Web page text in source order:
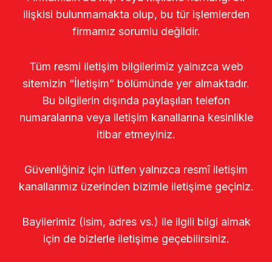
ilişkisi bulunmamakta olup, bu tür işlemlerden
firmamız sorumlu değildir.
Tüm resmi iletişim bilgilerimiz yalnızca web
sitemizin “İletişim” bölümünde yer almaktadır.
Bu bilgilerin dışında paylaşılan telefon
numaralarına veya iletişim kanallarına kesinlikle
itibar etmeyiniz.
Güvenliğiniz için lütfen yalnızca resmî iletişim
kanallarımız üzerinden bizimle iletişime geçiniz.
Bayilerimiz (isim, adres vs.) ile ilgili bilgi almak
için de bizlerle iletişime geçebilirsiniz.